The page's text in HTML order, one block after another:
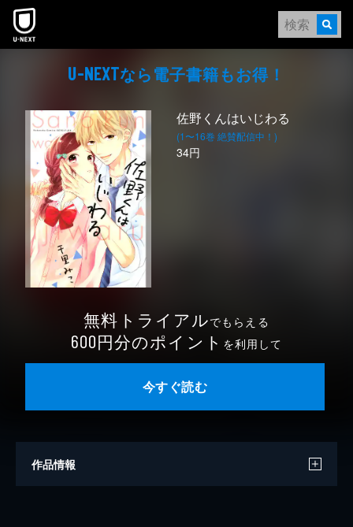
本文へスキップ
U-NEXTなら電⼦書籍もお得！
佐野くんはいじわる
(1〜16巻 絶賛配信中！)
34円
無料トライアルでもらえる
600円分のポイント を利用して
今すぐ読む
作品情報